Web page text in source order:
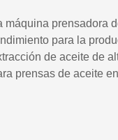
máquina prensadora
para la
de aceite de
prensas de aceite